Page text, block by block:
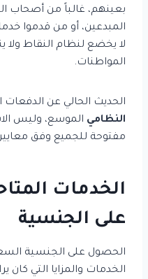
بعينهم، غالباً من أصحاب
المبدعين، أو من قدموا
لا يخضع لنظام النقاط ولا
المواطنات.
الحديث الحالي عن الدفعات
النظامي الموسع، وليس
مفتوحة للجميع وفق
الخدمات
على الجنسية
الحصول على الجنسية
الخدمات والمزايا التي كان